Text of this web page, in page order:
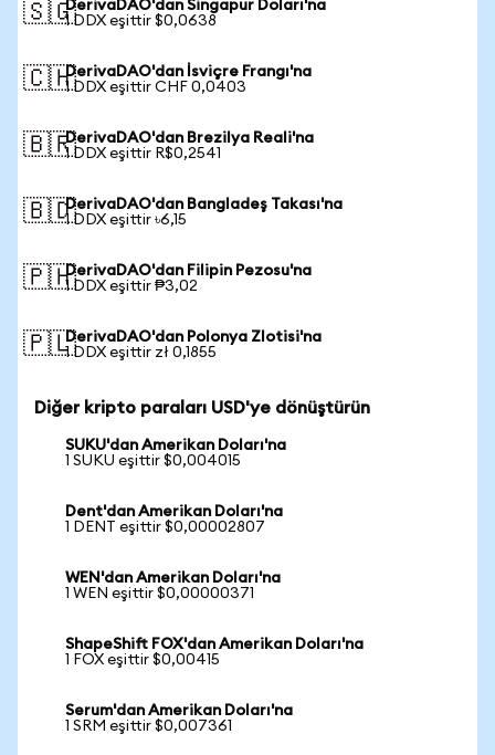
🇸🇬DerivaDAO'dan Singapur Doları'na
1 DDX eşittir $0,0638
🇨🇭DerivaDAO'dan İsviçre Frangı'na
1 DDX eşittir CHF 0,0403
🇧🇷DerivaDAO'dan Brezilya Reali'na
1 DDX eşittir R$0,2541
🇧🇩DerivaDAO'dan Bangladeş Takası'na
1 DDX eşittir ৳6,15
🇵🇭DerivaDAO'dan Filipin Pezosu'na
1 DDX eşittir ₱3,02
🇵🇱DerivaDAO'dan Polonya Zlotisi'na
1 DDX eşittir zł 0,1855
Diğer kripto paraları USD'ye dönüştürün
SUKU'dan Amerikan Doları'na
1 SUKU eşittir $0,004015
Dent'dan Amerikan Doları'na
1 DENT eşittir $0,00002807
WEN'dan Amerikan Doları'na
1 WEN eşittir $0,00000371
ShapeShift FOX'dan Amerikan Doları'na
1 FOX eşittir $0,00415
Serum'dan Amerikan Doları'na
1 SRM eşittir $0,007361